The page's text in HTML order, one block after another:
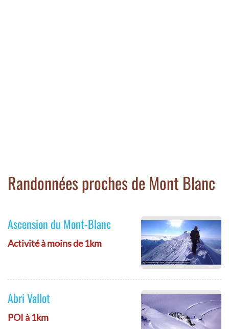
Randonnées proches de Mont Blanc
Ascension du Mont-Blanc
Activité à moins de 1km
Abri Vallot
POI à 1km